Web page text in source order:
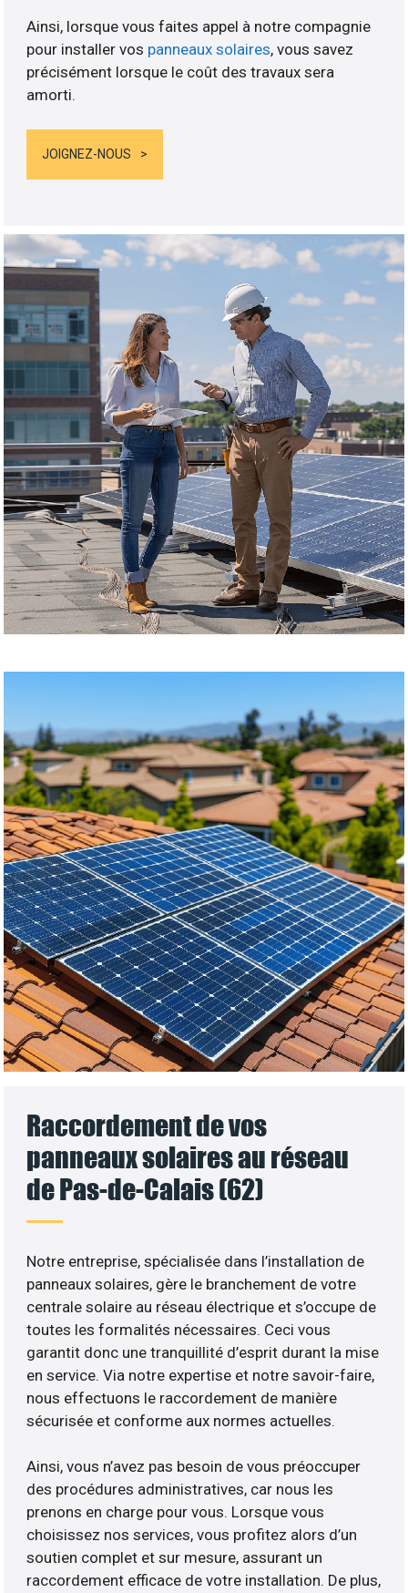
Ainsi, lorsque vous faites appel à notre compagnie
pour installer vos panneaux solaires, vous savez
précisément lorsque le coût des travaux sera
amorti.
JOIGNEZ-NOUS
Raccordement de vos
panneaux solaires au réseau
de Pas-de-Calais (62)
Notre entreprise, spécialisée dans l’installation de
panneaux solaires, gère le branchement de votre
centrale solaire au réseau électrique et s’occupe de
toutes les formalités nécessaires. Ceci vous
garantit donc une tranquillité d’esprit durant la mise
en service. Via notre expertise et notre savoir-faire,
nous effectuons le raccordement de manière
sécurisée et conforme aux normes actuelles.
Ainsi, vous n’avez pas besoin de vous préoccuper
des procédures administratives, car nous les
prenons en charge pour vous. Lorsque vous
choisissez nos services, vous profitez alors d’un
soutien complet et sur mesure, assurant un
raccordement efficace de votre installation. De plus,